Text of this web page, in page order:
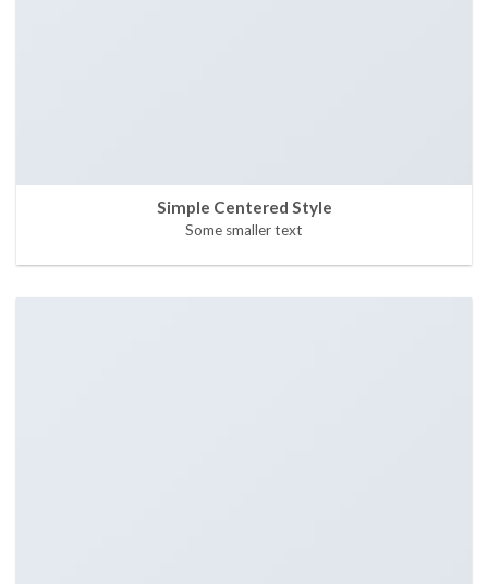
Simple Centered Style
Some smaller text